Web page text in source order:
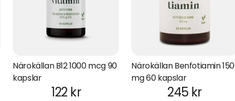
Närokällan B12 1000 mcg 90
kapslar
122 kr
Närokällan Benfotiamin 150
mg 60 kapslar
245 kr